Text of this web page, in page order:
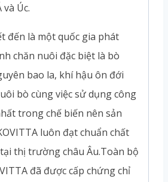
Úc.
đến là một quốc gia phát
chăn nuôi đặc biệt là bò
bao la, khí hậu ôn đới
bò cùng việc sử dụng công
trong chế biến nên sản
luôn đạt chuẩn chất
thị trường châu Âu.Toàn bộ
đã được cấp chứng chỉ